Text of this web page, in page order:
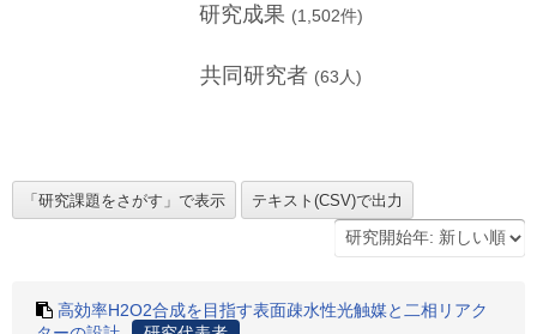
研究成果 (1,502件)
共同研究者 (63 人)
高効率H2O2合成を目指す表面疎水性光触媒と二相リアク